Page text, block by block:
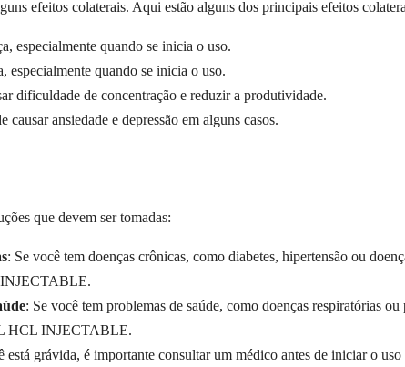
efeitos colaterais. Aqui estão alguns dos principais efeitos
quando se inicia o uso.
quando se inicia o uso.
de concentração e reduzir a produtividade.
ansiedade e depressão em alguns casos.
que devem ser tomadas:
: Se você tem doenças crônicas, como diabetes, hipertensão ou
INJECTABLE.
: Se você tem problemas de saúde, como doenças respiratórias ou
HCL INJECTABLE.
está grávida, é importante consultar um médico antes de iniciar o uso